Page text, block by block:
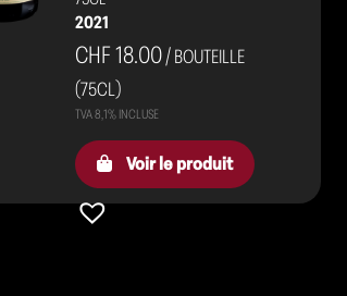
2021
CHF 18.00/ BOUTEILLE
(75CL)
Voir le produit